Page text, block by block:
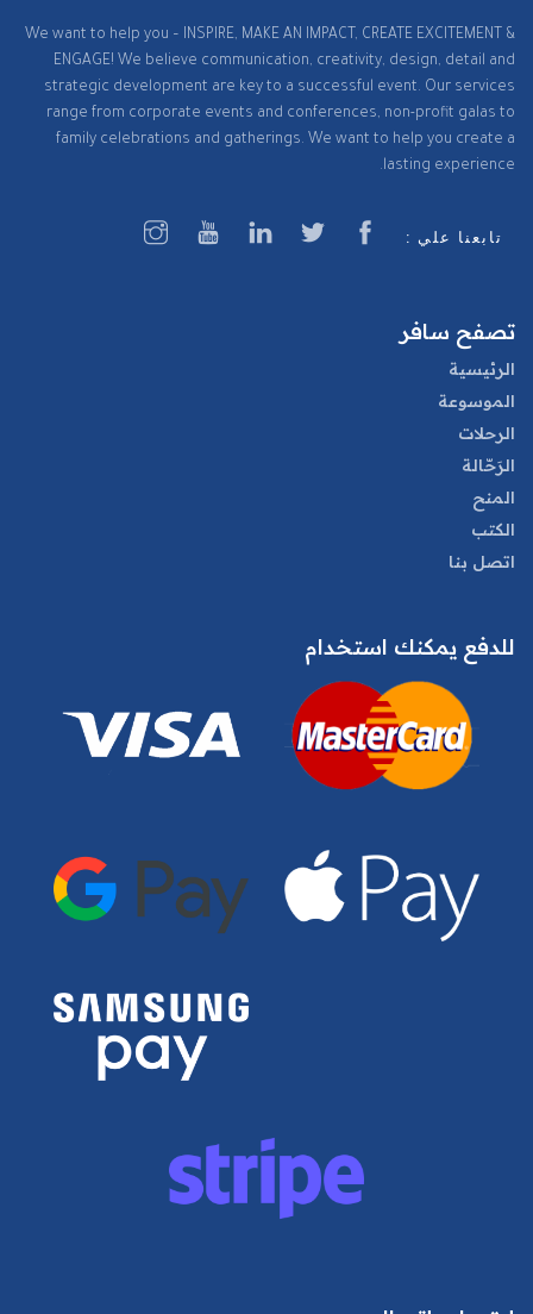
We want to help you – INSPIRE, MAKE AN IMPACT, CREATE EXCITEMENT &
ENGAGE! We believe communication, creativity, design, detail and
strategic development are key to a successful event. Our services
range from corporate events and conferences, non-profit galas to
family celebrations and gatherings. We want to help you create a
lasting experience.
تابعنا علي :
تصفح سافر
الرئيسية
الموسوعة
الرحلات
الرَحّالة
المنح
الكتب
اتصل بنا
للدفع يمكنك استخدام